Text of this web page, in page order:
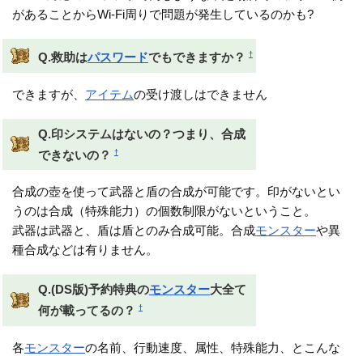
があることからWi-Fi周りで問題が発生しているのかも?
Q.救助はパスワードでもできますか？ †
できますが、 アイテムの受け渡しはできません
Q.印システムはないの？つまり、合成
できないの？
†
合成の壺を使って武器と盾の合成が可能です。印がないとい
うのは合成（特殊能力）の個数制限がないということ。
武器は武器と、盾は盾とのみ合成可能。合成モンスターや異
種合成などは有りません。
Q.(DS版)予約特典のモンスター大全て
何が載ってるの？
†
各モンスターの名前、行動速度、属性、特殊能力、とこんな